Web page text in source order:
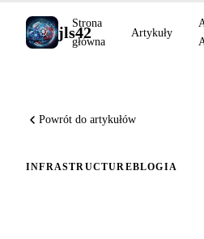
jls42
Strona
główna
Artykuły
Powrót do artykułów
INFRASTRUCTUREBLOGIA